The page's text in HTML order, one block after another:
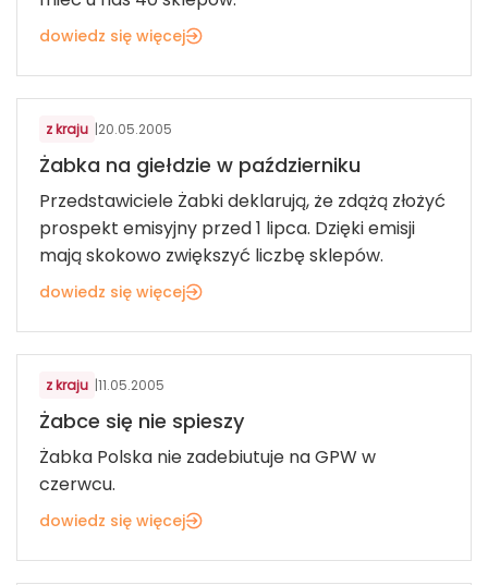
dowiedz się więcej
ART. SPOŻYWCZE I FMCG
z kraju |20.05.2005
Żabka na giełdzie w październiku
Przedstawiciele Żabki deklarują, że zdążą złożyć
prospekt emisyjny przed 1 lipca. Dzięki emisji
mają skokowo zwiększyć liczbę sklepów.
dowiedz się więcej
ART. SPOŻYWCZE I FMCG
z kraju |11.05.2005
Żabce się nie spieszy
Żabka Polska nie zadebiutuje na GPW w
czerwcu.
dowiedz się więcej
ART. SPOŻYWCZE I FMCG